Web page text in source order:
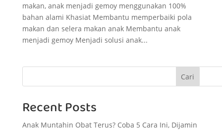
makan, anak menjadi gemoy menggunakan 100%
bahan alami Khasiat Membantu memperbaiki pola
makan dan selera makan anak Membantu anak
menjadi gemoy Menjadi solusi anak...
Cari
Recent Posts
Anak Muntahin Obat Terus? Coba 5 Cara Ini, Dijamin